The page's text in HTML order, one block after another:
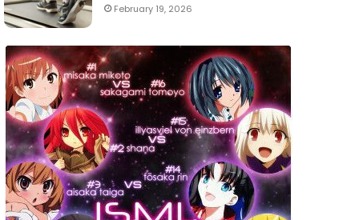
February 19, 2026